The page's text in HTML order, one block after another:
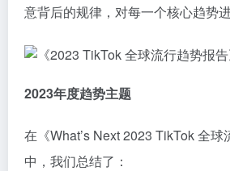
意背后的规律，对每一个核心趋势进
2023年度趋势主题
在《What’s Next 2023 TikTok 全球
中，我们总结了：